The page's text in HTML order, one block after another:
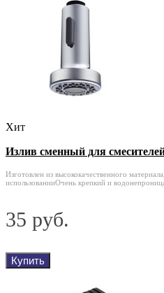
Хит
Излив сменный для
Изготовлен из высококачественного
использованииОчень крепкий и
35 руб.
Купить